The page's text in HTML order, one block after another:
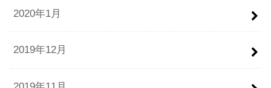
2020年1月
2019年12月